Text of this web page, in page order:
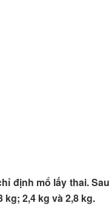
định mổ lấy thai.
2,4 kg và 2,8 kg.